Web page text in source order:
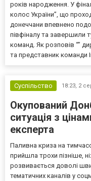
років народження. У
колос України”, що
донеччани впевнено
півфіналу та завершили
команд. Як розповів “”
та представник команди
Суспільство 18:23, 2
Окупований
ситуація з
експерта
Паливна криза на
прийшла трохи пізніше,
розвивається доволі
тематичних каналів у